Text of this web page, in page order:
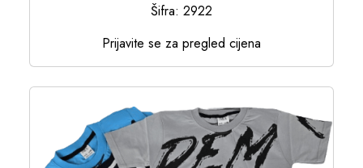
Šifra: 2922
Prijavite se za pregled cijena